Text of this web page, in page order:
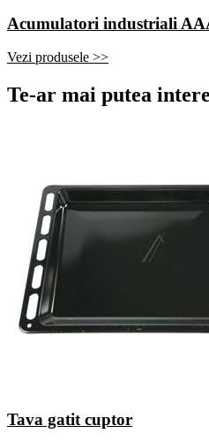
Acumulatori industriali
Vezi produsele >>
Te-ar mai putea
Tava gatit cuptor